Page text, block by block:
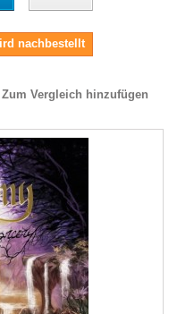
nachbestellt
Zum Vergleich hinzufügen